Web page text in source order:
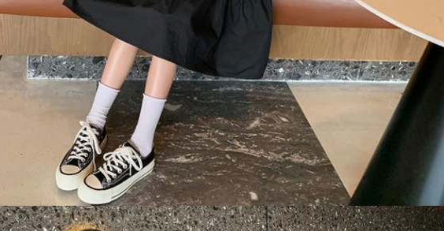
Оставьте сообщение
Мы скоро тебе перезвоним!